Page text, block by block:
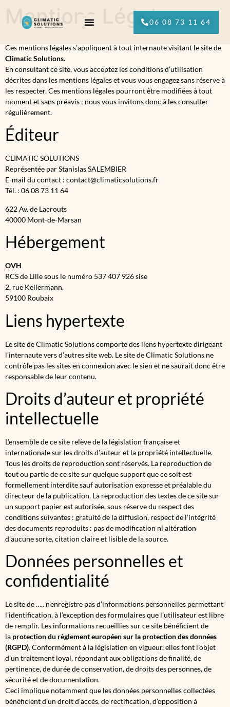
06 08 73 11 64
Mentions Légales
Ces mentions légales s’appliquent à tout internaute visitant le site de
Climatic Solutions.
En consultant ce site, vous acceptez les conditions d’utilisation
décrites dans les mentions légales et vous vous engagez sans réserve à
les respecter. Ces mentions légales pourront être modifiées à tout
moment et sans préavis ; nous vous invitons donc à les consulter
régulièrement.
Éditeur
CLIMATIC SOLUTIONS
Représentée par Stanislas SALEMBIER
E-mail du contact : contact@climaticsolutions.fr
Tél. : 06 08 73 11 64
622 Av. de Lacrouts
40000 Mont-de-Marsan
Hébergement
OVH
RCS de Lille sous le numéro 537 407 926 sise
2, rue Kellermann,
59100 Roubaix
Liens hypertexte
Le site de Climatic Solutions comporte des liens hypertexte dirigeant
l’internaute vers d’autres site web. Le site deClimatic Solutions ne
contrôle pas les sites en connexion avec le sien et ne saurait donc être
responsable de leur contenu.
Droits d’auteur et propriété
intellectuelle
L’ensemble de ce site relève de la législation française et
internationale sur les droits d’auteur et la propriété intellectuelle.
Tous les droits de reproduction sont réservés. La reproduction de
tout ou partie de ce site sur quelque support que ce soit est
formellement interdite sauf autorisation expresse et préalable du
directeur de la publication. La reproduction des textes de ce site sur
un support papier est autorisée, sous réserve du respect des
conditions suivantes : gratuité de la diffusion, respect de l’intégrité
des documents reproduits : pas de modification ni altération
d’aucune sorte, citation claire et lisible de la source.
Données personnelles et
confidentialité
Le site de ….. n’enregistre pas d’informations personnelles permettant
l’identification, à l’exception des formulaires que l’utilisateur est libre
de remplir. Les informations recueillies sur ce site bénéficient de
la protection du règlement européen sur la protection des données
(RGPD). Conformément à la législation en vigueur, elles font l’objet
d’un traitement loyal, répondant aux obligations de finalité, de
pertinence, de durée de conservation, de droits des personnes, de
sécurité et de documentation.
Ceci implique notamment que les données personnelles collectées
bénéficient d’un droit d’accès, de rectification, d’opposition à